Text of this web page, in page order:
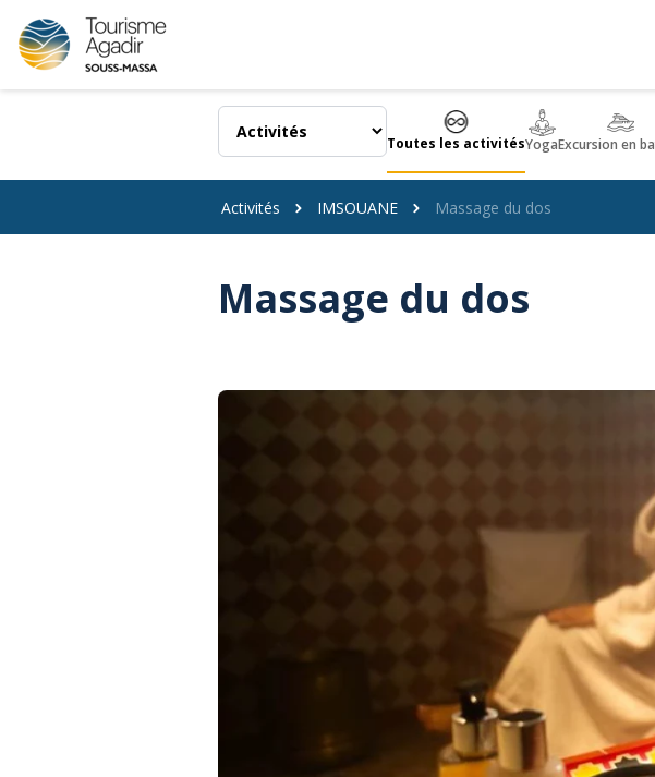
Panneau de gestion des cookies
Toutes les activitésYogaExcursion en
Activités IMSOUANE Massage du dos
Massage du dos